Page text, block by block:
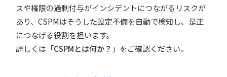
スや権限の過剰付与がインシデントにつながるリスクが
あり、CSPMはそうした設定不備を自動で検知し、是正
につなげる役割を担います。
詳しくは「CSPMとは何か？ 」をご確認ください。